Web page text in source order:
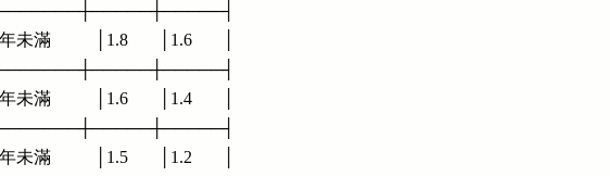
滿          │1.8       │1.6       │
滿          │1.6       │1.4       │
滿          │1.5       │1.2       │